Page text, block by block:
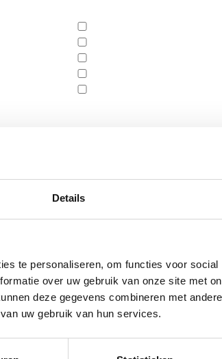
Details
te personaliseren, om functies voor
over uw gebruik van onze site met
deze gegevens combineren met
uw gebruik van hun services.
hemd rood/wit